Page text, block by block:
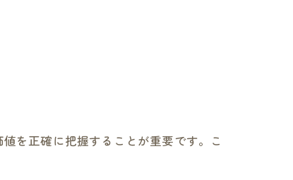
を正確に把握することが重要です。こ